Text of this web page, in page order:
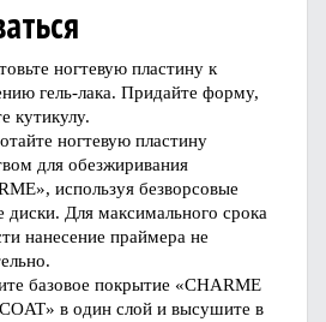
ногтевую пластину к
гель-лака. Придайте форму,
кутикулу.
ногтевую пластину
для обезжиривания
», используя безворсовые
диски. Для максимального срока
нанесение праймера не
базовое покрытие «CHARME
COAT» в один слой и высушите в